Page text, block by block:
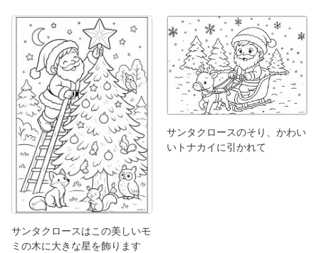
サンタクロースはこの美しいモ
ミの木に大きな星を飾ります
サンタクロースのそり、かわい
いトナカイに引かれて